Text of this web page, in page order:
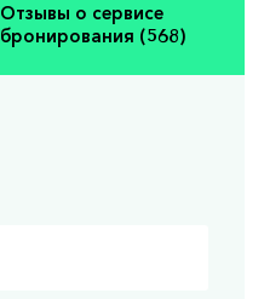
Отзывы о сервисе
бронирования (568)